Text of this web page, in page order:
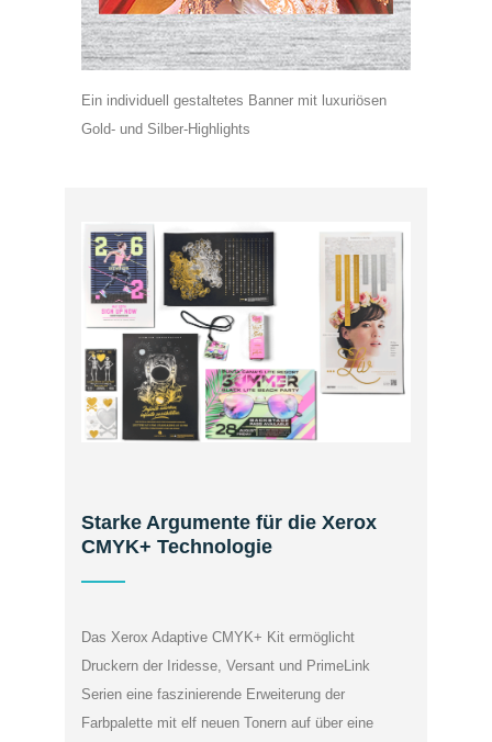
Ein individuell gestaltetes Banner mit luxuriösen
Gold- und Silber-Highlights
Starke Argumente für die Xerox
CMYK+ Technologie
Das Xerox Adaptive CMYK+ Kit ermöglicht
Druckern der Iridesse, Versant und PrimeLink
Serien eine faszinierende Erweiterung der
Farbpalette mit elf neuen Tonern auf über eine